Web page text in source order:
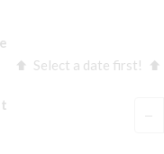
Réserver